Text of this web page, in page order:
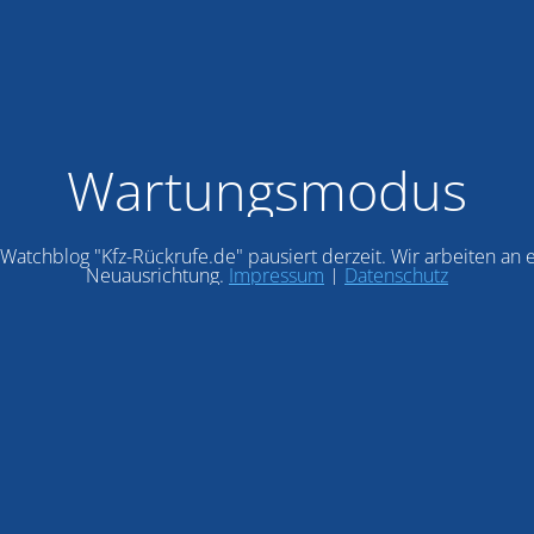
Wartungsmodus
"Kfz-Rückrufe.de" pausiert derzeit. Wir arbeiten an
Neuausrichtung. Impressum | Datenschutz